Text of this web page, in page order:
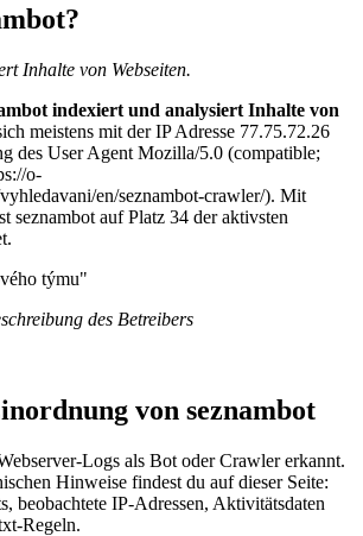
Inhalte von Webseiten.
indexiert und analysiert Inhalte von
meistens mit der IP Adresse 77.75.72.26
des User Agent Mozilla/5.0 (compatible;
o-
en/seznambot-crawler/). Mit
seznambot auf Platz 34 der aktivsten
týmu"
des Betreibers
von seznambot
Logs als Bot oder Crawler erkannt.
Hinweise findest du auf dieser Seite:
beobachtete IP-Adressen, Aktivitätsdaten
Regeln.